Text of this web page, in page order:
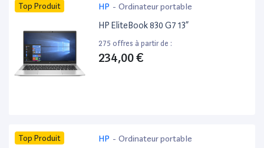
Top Produit HP - Ordinateur portable
HP EliteBook 830 G7 13”
275 offres à partir de :
234,00 €
Top Produit HP - Ordinateur portable